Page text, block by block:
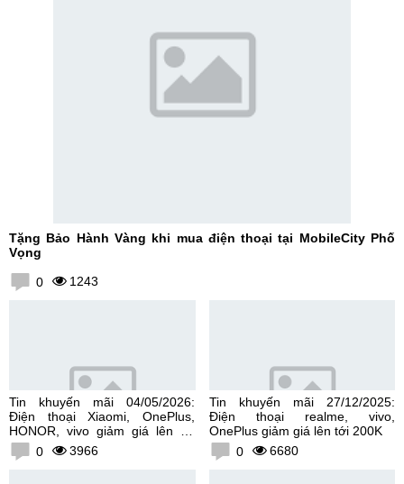
Tặng Bảo Hành Vàng khi mua điện thoại tại MobileCity Phố
Vọng
0 1243
Tin khuyến mãi 04/05/2026:
Điện thoại Xiaomi, OnePlus,
HONOR, vivo giảm giá lên tới
300K0 3966
Tin khuyến mãi 27/12/2025:
Điện thoại realme, vivo,
OnePlus giảm giá lên tới 200K
0
6680